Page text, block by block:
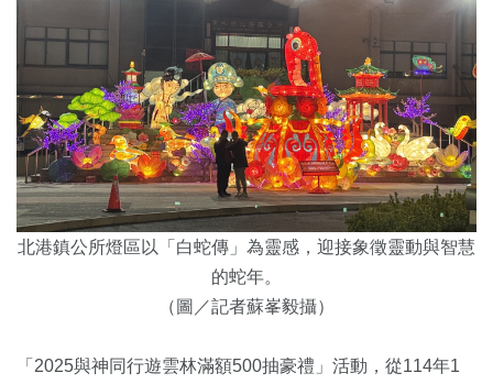
北港鎮公所燈區以「白蛇傳」為靈感，迎接象徵靈動與智慧
的蛇年。
（圖／記者蘇峯毅攝）
「2025與神同行遊雲林滿額500抽豪禮」活動，從114年1